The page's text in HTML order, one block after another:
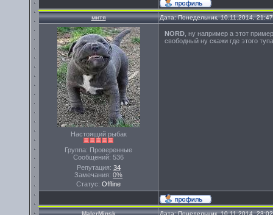
митя Дата: Понедельник, 10.11.2014,
Настоящий рыбак
Группа: Проверенные
Сообщений: 536
Репутация: 34
Замечания: 0%
Статус: Offline
NORD , ну например а этот
свободный ну скажи где этого
MalerMinsk Дата: Понедельник, 10.11.2014,